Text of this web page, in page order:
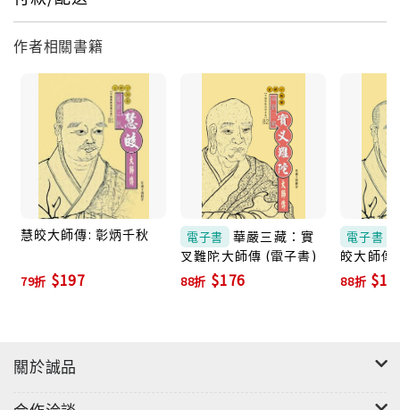
作者相關書籍
慧皎大師傳: 彰炳千秋
79折 $197
電子書
華嚴三藏：實
叉難陀大師傳 (電子書)
88折 $176
電子書
皎大師傳
88折
關於誠品